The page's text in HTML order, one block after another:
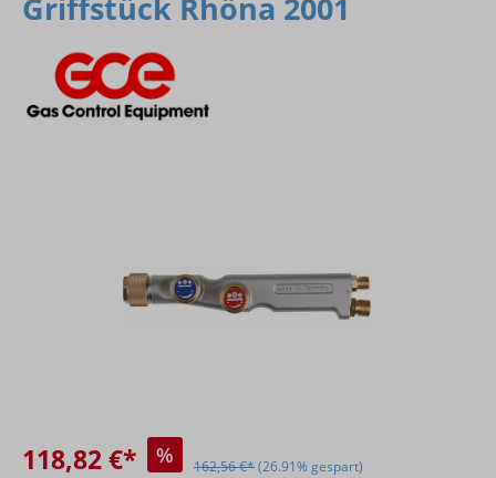
Griffstück Rhöna 2001
118,82 €* % 162,56 €*(26.91% gespart)